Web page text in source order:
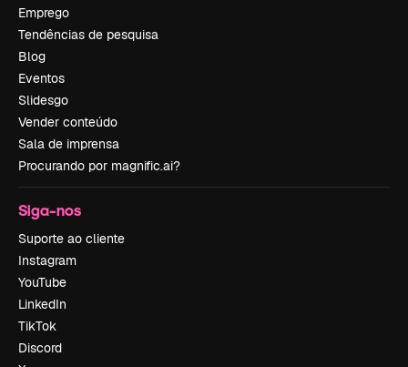
Emprego
Tendências de pesquisa
Blog
Eventos
Slidesgo
Vender conteúdo
Sala de imprensa
Procurando por magnific.ai?
Siga-nos
Suporte ao cliente
Instagram
YouTube
LinkedIn
TikTok
Discord